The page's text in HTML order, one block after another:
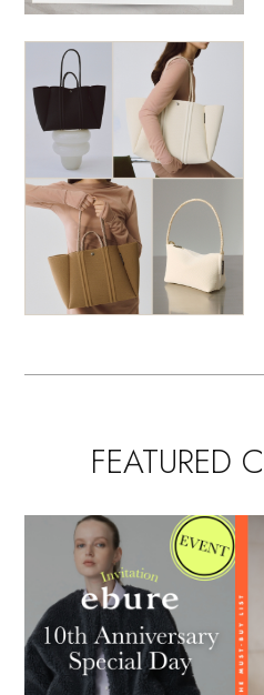
主役級ニットが揃う「シー
POP UPがスタート
Stay in
ELLE SHOP
FEATURED